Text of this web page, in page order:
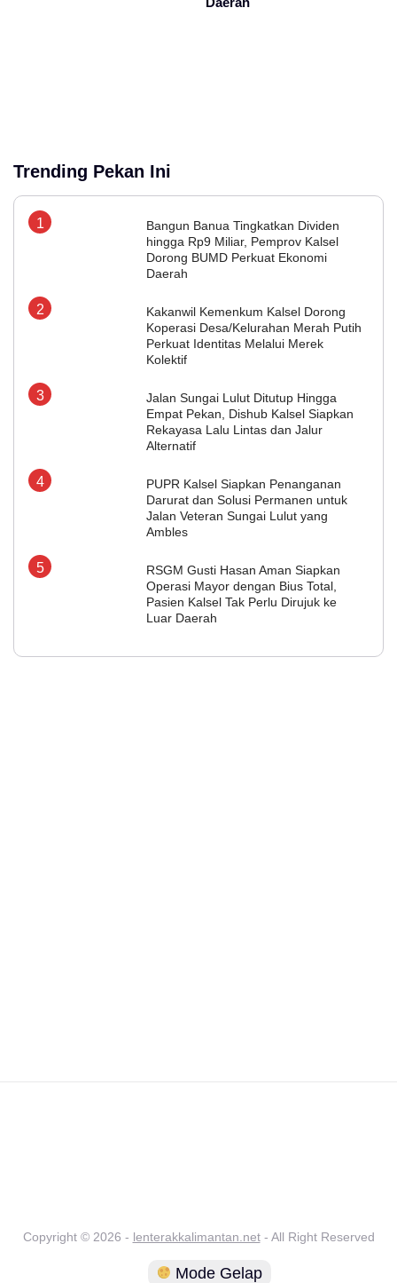
Trending Pekan Ini
Bangun Banua Tingkatkan Dividen
hingga Rp9 Miliar, Pemprov Kalsel
Dorong BUMD Perkuat Ekonomi
Daerah
Kakanwil Kemenkum Kalsel Dorong
Koperasi Desa/Kelurahan Merah Putih
Perkuat Identitas Melalui Merek
Kolektif
Jalan Sungai Lulut Ditutup Hingga
Empat Pekan, Dishub Kalsel Siapkan
Rekayasa Lalu Lintas dan Jalur
Alternatif
PUPR Kalsel Siapkan Penanganan
Darurat dan Solusi Permanen untuk
Jalan Veteran Sungai Lulut yang
Ambles
RSGM Gusti Hasan Aman Siapkan
Operasi Mayor dengan Bius Total,
Pasien Kalsel Tak Perlu Dirujuk ke
Luar Daerah
Copyright © 2026 - lenterakkalimantan.net- All Right Reserved
Mode Gelap